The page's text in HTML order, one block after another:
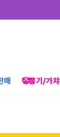
매 🤡뽑기/가챠